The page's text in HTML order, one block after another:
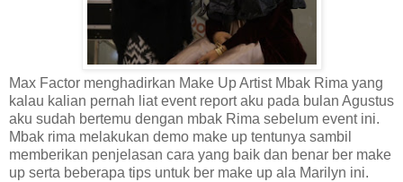
Max Factor menghadirkan Make Up Artist Mbak Rima yang
kalau kalian pernah liat event report aku pada bulan Agustus
aku sudah bertemu dengan mbak Rima sebelum event ini.
Mbak rima melakukan demo make up tentunya sambil
memberikan penjelasan cara yang baik dan benar ber make
up serta beberapa tips untuk ber make up ala Marilyn ini.